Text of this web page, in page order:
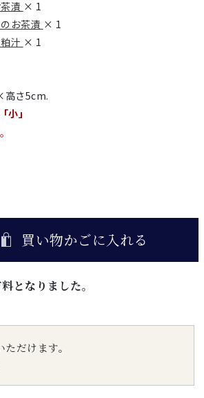
漬 × 1
お茶漬 × 1
汁 × 1
さ5cm.
」
買い物かごに入れる
となりました。
だけます。